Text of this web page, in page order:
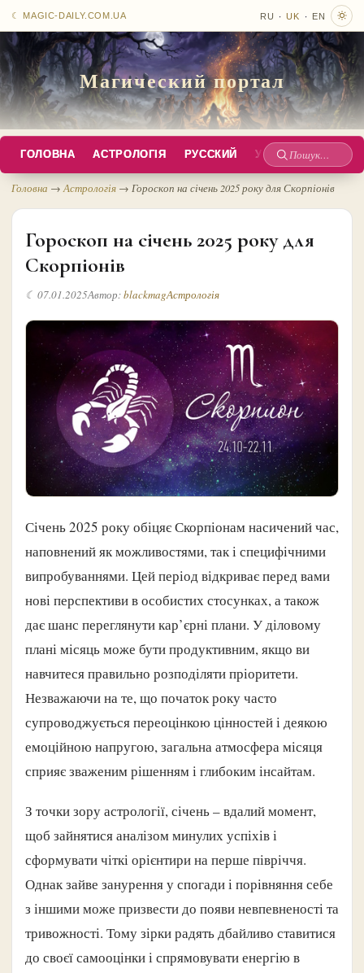
☾ MAGIC-DAILY.COM.UA RU · UK · EN
Магический портал
ГОЛОВНА АСТРОЛОГІЯ РУССКИЙ УКРАЇНСЬКА
Пошук
по
сайту
Головна → Астрологія → Гороскоп на січень 2025 року для Скорпіонів
Гороскоп на січень 2025 року для
Скорпіонів
☾ 07.01.2025Автор:blackmagАстрологія
Січень 2025 року обіцяє Скорпіонам насичений час,
наповнений як можливостями, так і специфічними
випробуваннями. Цей період відкриває перед вами
нові перспективи в особистих стосунках, а також
дає шанс переглянути кар’єрні плани. У діловому
плані місяць може бути продуктивним, якщо ви
навчитеся правильно розподіляти пріоритети.
Незважаючи на те, що початок року часто
супроводжується переоцінкою цінностей і деякою
емоційною напругою, загальна атмосфера місяця
сприяє зваженим рішенням і глибоким інсайтам.
З точки зору астрології, січень – вдалий момент,
щоб зайнятися аналізом минулих успіхів і
сформувати чіткі орієнтири на перше півріччя.
Однак зайве занурення у спогади і порівняння себе
з іншими може призвести до появи невпевненості та
тривожності. Тому зірки радять дбайливо ставитися
до своєї самооцінки і спрямовувати енергію в